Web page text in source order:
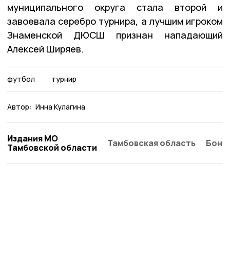
муниципального округа стала второй и
завоевала серебро турнира, а лучшим игроком
Знаменской ДЮСШ признан нападающий
Алексей Ширяев.
футбол турнир
Автор: Инна Кулагина
Издания МО
Тамбовской области
Тамбовская область